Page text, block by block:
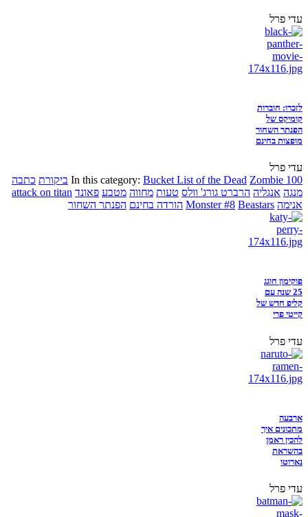
עדי פרל
לזכרו: חוברות
קומיקס של
הפנתר השחור
מופצות בחינם
עדי פרל
In this category: Bucket List of the Dead Zombie 100 ביקורת כתבה
מנגה אנגליה הרברט גורג' וולס טעות מחווה מטבע פאונד attack on titan
אנימה
Monster #8 Beastars הורדה בחינם הפנתר השחור
פוקימון חוגג
25 שנה עם
קליפ חדש של
קייטי פרי
עדי פרל
ארבעה
מתכונים איך
להכין ראמן
בהשראת
נארוטו
עדי פרל